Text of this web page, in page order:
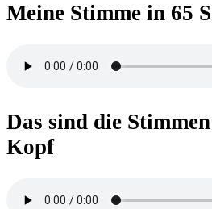
Meine Stimme in 65
Das sind die
Kopf